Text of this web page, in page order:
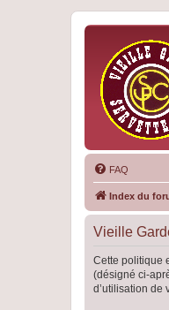
FAQ
Index du
Vieille
Cette politique
(désigné ci-
d’utilisation de